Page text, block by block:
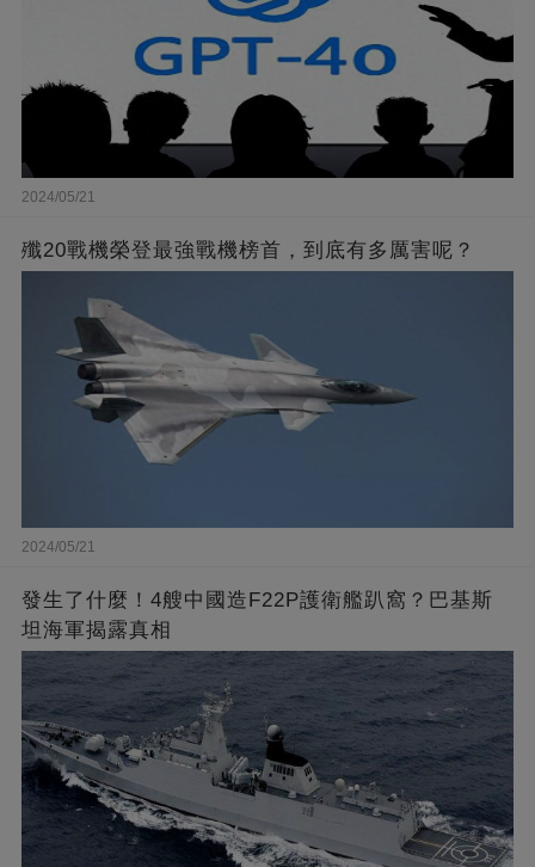
2024/05/21
殲20戰機榮登最強戰機榜首，到底有多厲害呢？
2024/05/21
發生了什麼！4艘中國造F22P護衛艦趴窩？巴基斯
坦海軍揭露真相